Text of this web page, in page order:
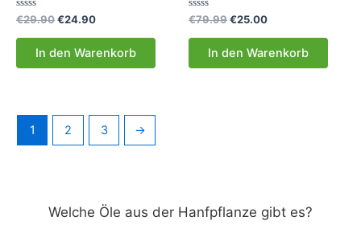
Bewertet
0
€29.90Ursprünglicher
war:
€29.90
€24.90Aktueller
€24.90.
In den Warenkorb
Bewertet
0
€79.99Ursprünglicher
war:
€79.99
€25.00Aktueller
€25.00.
In den Warenkorb
1 2 3 →
Welche Öle aus der Hanfpflanze gibt es?